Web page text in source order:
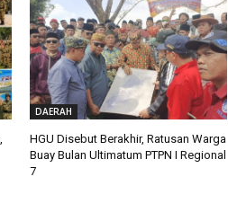
DAERAH
HGU Disebut Berakhir, Ratusan Warga
Buay Bulan Ultimatum PTPN I Regional
7